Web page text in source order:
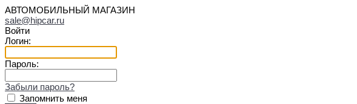
АВТОМОБИЛЬНЫЙ МАГАЗИН
sale@hipcar.ru
Войти
Логин:
Пароль:
Забыли пароль?
Запомнить меня